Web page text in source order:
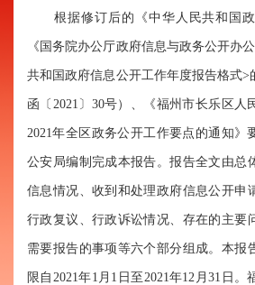
根据修订后的《中华人民共和国
《国务院办公厅政府信息与政务公开办
共和国政府信息公开工作年度报告格式>
函〔2021 〕 30号）、《福州市长乐区人
2021年全区政务公开工作要点的通知》
公安局编制完成本报告。报告全文由总
信息情况、收到和处理政府信息公开申
行政复议、行政诉讼情况、存在的主要
需要报告的事项等六个部分组成。本报
限自2021年1月1日至2021年12月31日。